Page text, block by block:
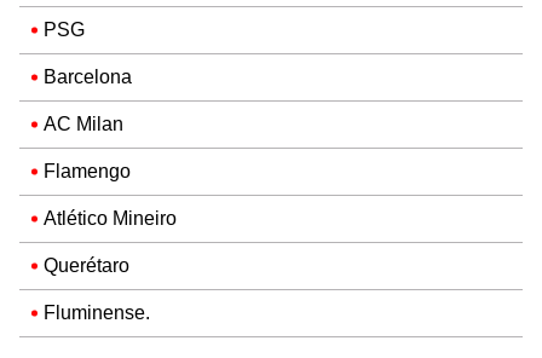
PSG
Barcelona
AC Milan
Flamengo
Atlético Mineiro
Querétaro
Fluminense.